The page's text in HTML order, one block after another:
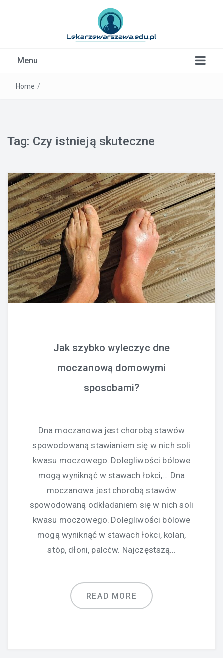
Menu
Home /
Tag: Czy istnieją skuteczne
Jak szybko wyleczyc dne
moczanową domowymi
sposobami?
Dna moczanowa jest chorobą stawów
spowodowaną stawianiem się w nich soli
kwasu moczowego. Dolegliwości bólowe
mogą wyniknąć w stawach łokci,… Dna
moczanowa jest chorobą stawów
spowodowaną odkładaniem się w nich soli
kwasu moczowego. Dolegliwości bólowe
mogą wyniknąć w stawach łokci, kolan,
stóp, dłoni, palców. Najczęstszą…
READ MORE